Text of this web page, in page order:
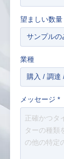
望ましい数量
業種
メッセージ *